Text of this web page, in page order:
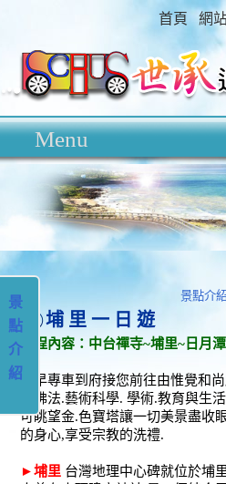
首頁 網
景
點
介
紹
景點介
埔 里 一 日 遊
行程內容：中台禪寺~埔里~ 日月潭
一早專車到府接您前往由惟覺和
合佛法.藝術科學. 學術.教育與生
可眺望金.色寶塔讓一切美景盡收
的身心,享受宗教的洗禮.
►埔里 台灣地理中心碑就位於埔